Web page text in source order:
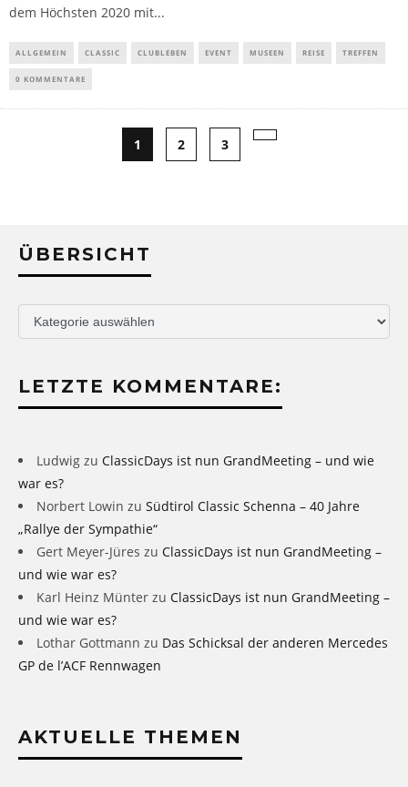
dem Höchsten 2020 mit...
ALLGEMEIN CLASSIC CLUBLEBEN EVENT MUSEEN REISE TREFFEN
0 KOMMENTARE
1 2 3
ÜBERSICHT
Übersicht
LETZTE KOMMENTARE:
Ludwig zu ClassicDays ist nun GrandMeeting – und wie
war es?
Norbert Lowin zu Südtirol Classic Schenna – 40 Jahre
„Rallye der Sympathie“
Gert Meyer-Jüres zu ClassicDays ist nun GrandMeeting –
und wie war es?
Karl Heinz Münter zu ClassicDays ist nun GrandMeeting –
und wie war es?
Lothar Gottmann zu Das Schicksal der anderen Mercedes
GP de l’ACF Rennwagen
AKTUELLE THEMEN